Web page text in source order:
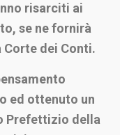
risarciti ai
se ne fornirà
dei Conti.
ed ottenuto un
Prefettizio della